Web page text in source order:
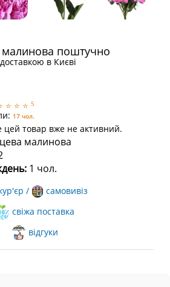
малинова поштучно
в Києві
⭐ ⭐ ⭐ 5
17 чол.
цей товар вже не активний.
малинова
1 чол.
/
самовивіз
свіжа поставка
відгуки